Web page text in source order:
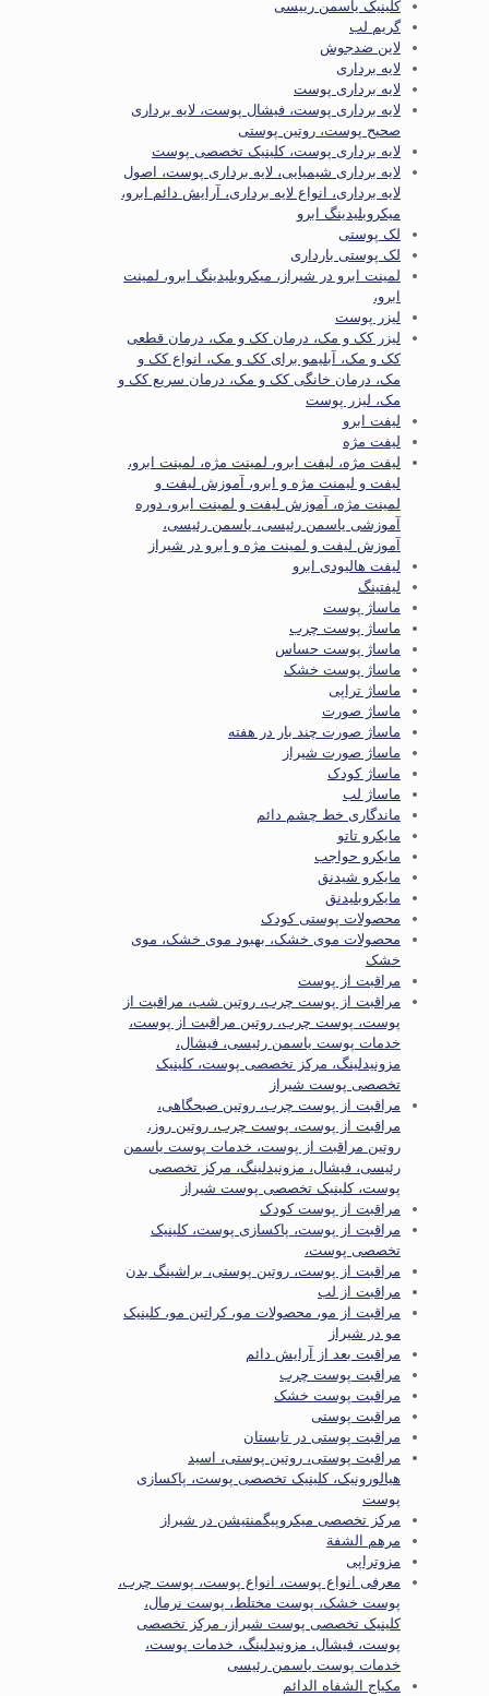
کلینیک یاسمن رییسی
گریم لب
لاین ضدجوش
لایه برداری
لایه برداری پوست
لایه برداری پوست، فیشال پوست، لایه برداری
صحیح پوست، روتین پوستی
لایه برداری پوست، کلینیک تخصصی پوست
لایه برداری شیمیایی، لایه برداری پوست، اصول
لایه برداری، انواع لایه برداری، آرایش دائم ابرو،
میکروبلیدینگ ابرو
لک پوستی
لک پوستی بارداری
لمینت ابرو در شیراز، میکروبلیدینگ ابرو، لمینت
ابرو،
لیزر پوست
لیزر کک و مک، درمان کک و مک، درمان قطعی
کک و مک، آبلیمو برای کک و مک، انواع کک و
مک، درمان خانگی کک و مک، درمان سریع کک و
مک، لیزر پوست
لیفت ابرو
لیفت مژه
لیفت مژه، لیفت ابرو، لمینت مژه، لمینت ابرو،
لیفت و لیمنت مژه و ابرو، آموزش لیفت و
لمینت مژه، آموزش لیفت و لمینت ابرو، دوره
آموزشی یاسمن رئیسی، یاسمن رئیسی،
آموزش لیفت و لمینت مژه و ابرو در شیراز
لیفت هالیودی ابرو
لیفتینگ
ماساژ پوست
ماساژ پوست چرب
ماساژ پوست حساس
ماساژ پوست خشک
ماساژ تراپی
ماساژ صورت
ماساژ صورت چند بار در هفته
ماساژ صورت شیراز
ماساژ کودک
ماساژ لب
ماندگاری خط چشم دائم
مایکرو تاتو
مایکرو حواجب
مایکرو شیدنق
مایکروبلیدنق
محصولات پوستی کودک
محصولات موی خشک، بهبود موی خشک، موی
خشک
مراقبت از پوست
مراقبت از پوست چرب، روتین شب، مراقبت از
پوست، پوست چرب، روتین مراقبت از پوست،
خدمات پوست یاسمن رئیسی، فیشال،
مزونیدلینگ، مرکز تخصصی پوست، کلینیک
تخصصی پوست شیراز
مراقبت از پوست چرب، روتین صبحگاهی،
مراقبت از پوست، پوست چرب، روتین روز،
روتین مراقبت از پوست، خدمات پوست یاسمن
رئیسی، فیشال، مزونیدلینگ، مرکز تخصصی
پوست، کلینیک تخصصی پوست شیراز
مراقبت از پوست کودک
مراقبت از پوست، پاکسازی پوست، کلینیک
تخصصی پوست،
مراقبت از پوست، روتین پوستی، براشینگ بدن
مراقبت از لب
مراقبت از مو، محصولات مو، کراتین مو، کلینیک
مو در شیراز
مراقبت بعد از آرایش دائم
مراقبت پوست چرب
مراقبت پوست خشک
مراقبت پوستی
مراقبت پوستی در تابستان
مراقبت پوستی، روتین پوستی، اسید
هیالورونیک، کلینیک تخصصی پوست، پاکسازی
پوست
مرکز تخصصی میکروپیگمنتیشن در شیراز
مرهم الشفة
مزوتراپی
معرفی انواع پوست، انواع پوست، پوست چرب،
پوست خشک، پوست مختلط، پوست نرمال،
کلینیک تخصصی پوست شیراز، مرکز تخصصی
پوست، فیشال، مزونیدلینگ، خدمات پوست،
خدمات پوست یاسمن رئیسی
مكياج الشفاه الدائم